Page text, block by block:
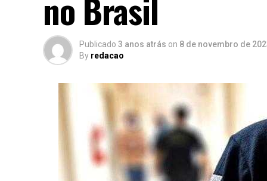
Publicado 3 anos atrás on 8 de novembro de
By redacao